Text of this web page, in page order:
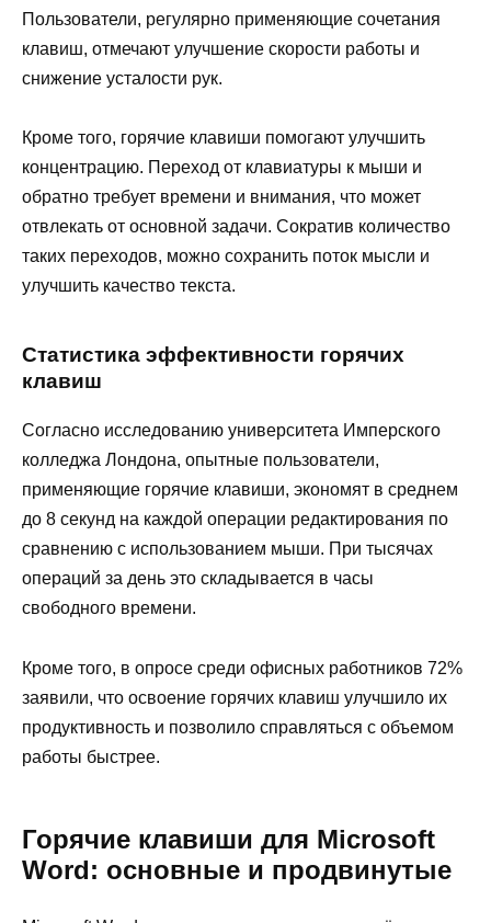
Пользователи, регулярно применяющие сочетания
клавиш, отмечают улучшение скорости работы и
снижение усталости рук.
Кроме того, горячие клавиши помогают улучшить
концентрацию. Переход от клавиатуры к мыши и
обратно требует времени и внимания, что может
отвлекать от основной задачи. Сократив количество
таких переходов, можно сохранить поток мысли и
улучшить качество текста.
Статистика эффективности горячих
клавиш
Согласно исследованию университета Имперского
колледжа Лондона, опытные пользователи,
применяющие горячие клавиши, экономят в среднем
до 8 секунд на каждой операции редактирования по
сравнению с использованием мыши. При тысячах
операций за день это складывается в часы
свободного времени.
Кроме того, в опросе среди офисных работников 72%
заявили, что освоение горячих клавиш улучшило их
продуктивность и позволило справляться с объемом
работы быстрее.
Горячие клавиши для Microsoft
Word: основные и продвинутые